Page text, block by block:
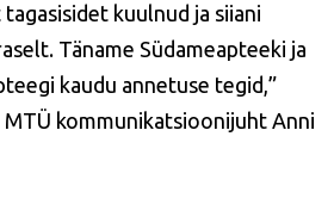
kuulnud ja siiani
Täname Südameapteeki ja
kaudu annetuse tegid,”
MTÜ kommunikatsioonijuht Anni